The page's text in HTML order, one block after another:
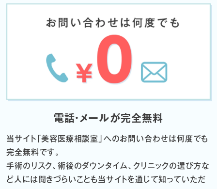
電話・メールが完全無料
当サイト「美容医療相談室」へのお問い合わせは何度でも
完全無料です。
手術のリスク、術後のダウンタイム、クリニックの選び方な
ど 人には聞きづらいことも当サイトを通じて知っていただ